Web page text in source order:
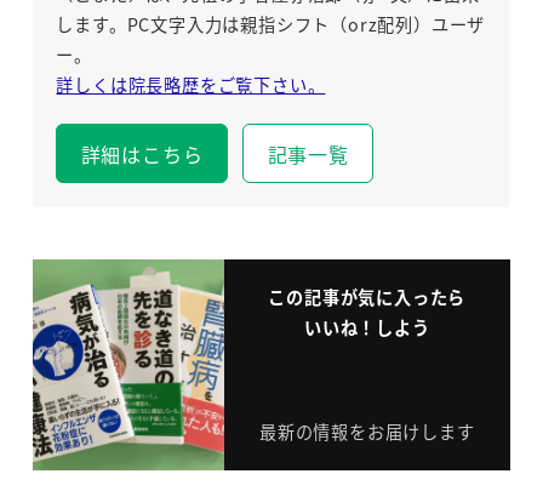
します。PC文字入力は親指シフト（orz配列）ユーザ
ー。
詳しくは院長略歴をご覧下さい。
詳細はこちら 記事一覧
この記事が気に入ったら
いいね！しよう
最新の情報をお届けします